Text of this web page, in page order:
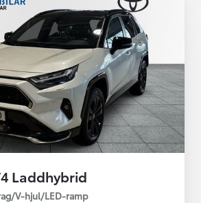
Laddhybrid
V-hjul/LED-ramp